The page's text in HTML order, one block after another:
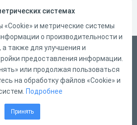
системах
и метрические системы
о производительности и
а также для улучшения и
предоставления информации.
или продолжая пользоваться
на обработку файлов «Cookie» и
Подробнее
Принять